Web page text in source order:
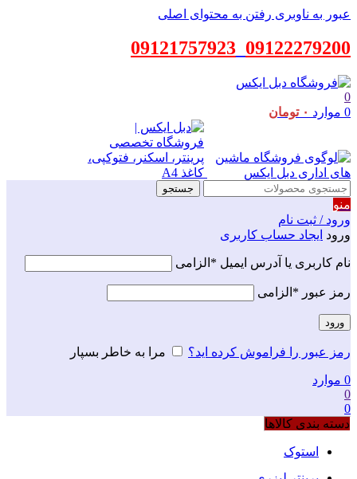
عبور به ناوبری رفتن به محتوای اصلی
09122279200
09121757923
0
0 موارد ۰ تومان
جستجو
منو
ورود / ثبت نام
ورود ایجاد حساب کاربری
نام کاربری یا آدرس ایمیل * الزامی
رمز عبور * الزامی
ورود
رمز عبور را فراموش کرده اید؟ مرا به خاطر بسپار
0 موارد
0
0
دسته بندی کالاها
استوک